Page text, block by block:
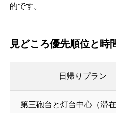
的です。
見どころ優先順位と時
日帰りプラン
第三砲台と灯台中心（滞在